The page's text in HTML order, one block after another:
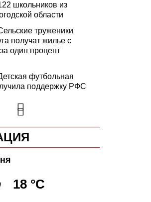
школьников из
области
труженики
получат жилье с
один процент
футбольная
поддержку РФС
Уникальный трейл и
округа
Макс на Госуслугах
оформить выплату
на полное обеспечение
семенным
18 °C